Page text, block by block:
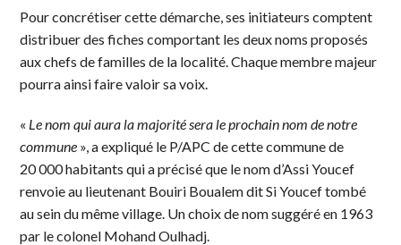
Pour concrétiser cette démarche, ses initiateurs comptent
distribuer des fiches comportant les deux noms proposés
aux chefs de familles de la localité. Chaque membre majeur
pourra ainsi faire valoir sa voix.
« Le nom qui aura la majorité sera le prochain nom de notre
commune », a expliqué le P/APC de cette commune de
20 000 habitants qui a précisé que le nom d’Assi Youcef
renvoie au lieutenant Bouiri Boualem dit Si Youcef tombé
au sein du même village. Un choix de nom suggéré en 1963
par le colonel Mohand Oulhadj.